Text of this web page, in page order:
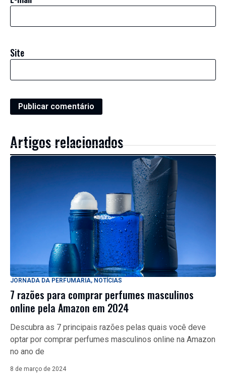
Site
Artigos relacionados
JORNADA DA PERFUMARIA, NOTÍCIAS
7 razões para comprar perfumes masculinos
online pela Amazon em 2024
Descubra as 7 principais razões pelas quais você deve
optar por comprar perfumes masculinos online na Amazon
no ano de
8 de março de 2024